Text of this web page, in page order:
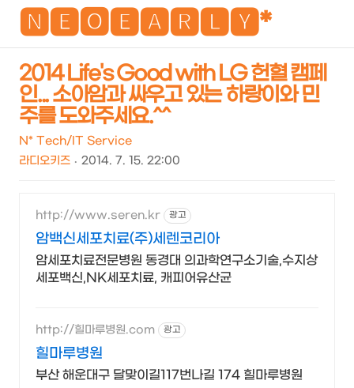
🅽🅴🅾🅴🅰🆁🅻🆈*
검
2014 Life's Good with LG 헌혈 캠페
인... 소아암과 싸우고 있는 하랑이와 민
주를 도와주세요.^^
N* Tech/IT Service
라디오키즈
2014. 7. 15. 22:00
http://www.seren.kr 광고
암백신세포치료(주)세렌코리아
암세포치료전문병원 동경대 의과학연구소기술,수지상
세포백신,NK세포치료, 캐피어유산균
http://힐마루병원.com 광고
힐마루병원
부산 해운대구 달맞이길117번나길 174 힐마루병원